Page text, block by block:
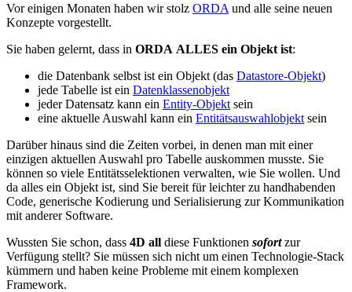
Vor einigen Monaten haben wir stolz ORDA und alle seine neuen
Konzepte vorgestellt.
Sie haben gelernt, dass in ORDA ALLES ein Objekt ist:
die Datenbank selbst ist ein Objekt (das Datastore-Objekt)
jede Tabelle ist ein Datenklassenobjekt
jeder Datensatz kann ein Entity-Objekt sein
eine aktuelle Auswahl kann ein Entitätsauswahlobjekt sein
Darüber hinaus sind die Zeiten vorbei, in denen man mit einer
einzigen aktuellen Auswahl pro Tabelle auskommen musste. Sie
können so viele Entitätsselektionen verwalten, wie Sie wollen. Und
da alles ein Objekt ist, sind Sie bereit für leichter zu handhabenden
Code, generische Kodierung und Serialisierung zur Kommunikation
mit anderer Software.
Wussten Sie schon, dass 4D all diese Funktionen sofortzur
Verfügung stellt? Sie müssen sich nicht um einen Technologie-Stack
kümmern und haben keine Probleme mit einem komplexen
Framework.